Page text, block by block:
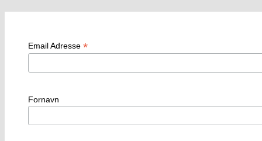
Email Adresse *
Fornavn